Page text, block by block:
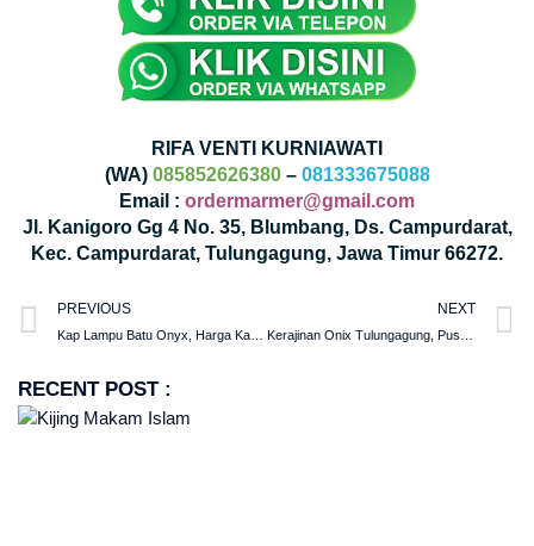
RIFA VENTI KURNIAWATI
(WA) 085852626380– 081333675088
Email : ordermarmer@gmail.com
Jl. Kanigoro Gg 4 No. 35, Blumbang, Ds. Campurdarat,
Kec. Campurdarat, Tulungagung, Jawa Timur 66272.
PREVIOUS NEXT
RECENT POST :